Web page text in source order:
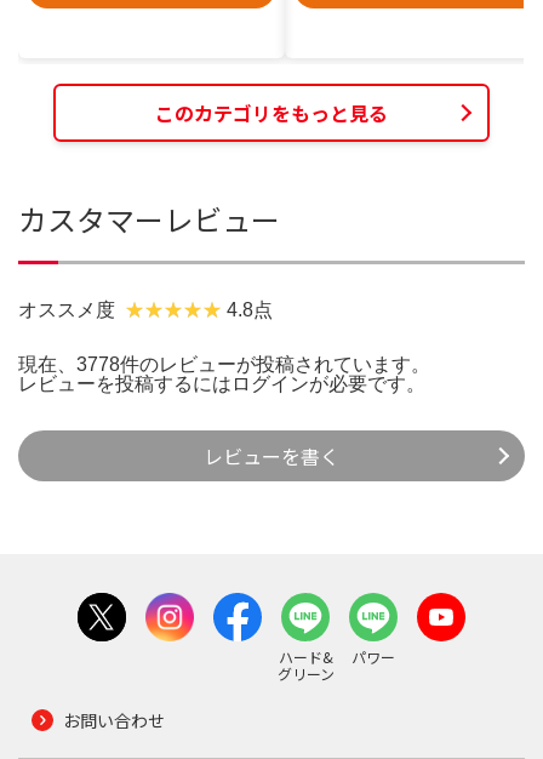
このカテゴリをもっと見る
カスタマーレビュー
オススメ度 4.8点
現在、3778件のレビューが投稿されています。
レビューを投稿するには ログインが必要です。
レビューを書く
ハード&
グリーン
パワー
お問い合わせ